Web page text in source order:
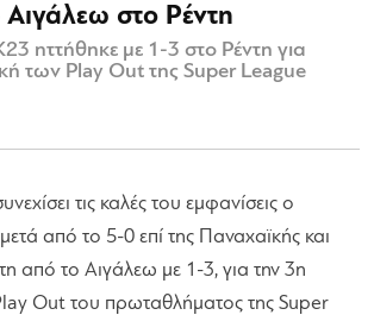
στο Ρέντη
ηττήθηκε με 1-3 στο Ρέντη για
των Play Out της Super League
τις καλές του εμφανίσεις ο
από το 5-0 επί της Παναχαϊκής και
από το Αιγάλεω με 1-3, για την 3η
Out του πρωταθλήματος της Super